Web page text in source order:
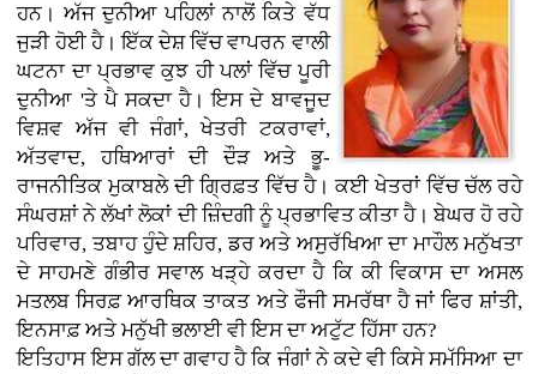
ਹਨ। ਅੱਜ ਦੁਨੀਆ ਪਹਿਲਾਂ ਨਾਲੋਂ ਕਿਤੇ ਵੱਧ
ਜੁੜੀ ਹੋਈ ਹੈ। ਇੱਕ ਦੇਸ਼ ਵਿੱਚ ਵਾਪਰਨ ਵਾਲੀ
ਘਟਨਾ ਦਾ ਪ੍ਰਭਾਵ ਕੁਝ ਹੀ ਪਲਾਂ ਵਿੱਚ ਪੂਰੀ
ਦੁਨੀਆ 'ਤੇ ਪੈ ਸਕਦਾ ਹੈ। ਇਸ ਦੇ ਬਾਵਜੂਦ
ਵਿਸ਼ਵ ਅੱਜ ਵੀ ਜੰਗਾਂ, ਖੇਤਰੀ ਟਕਰਾਵਾਂ,
ਅੱਤਵਾਦ, ਹਥਿਆਰਾਂ ਦੀ ਦੌੜ ਅਤੇ ਭੂ-
ਰਾਜਨੀਤਿਕ ਮੁਕਾਬਲੇ ਦੀ ਗ੍ਰਿਫ਼ਤ ਵਿੱਚ ਹੈ। ਕਈ ਖੇਤਰਾਂ ਵਿੱਚ ਚੱਲ ਰਹੇ
ਸੰਘਰਸ਼ਾਂ ਨੇ ਲੱਖਾਂ ਲੋਕਾਂ ਦੀ ਜ਼ਿੰਦਗੀ ਨੂੰ ਪ੍ਰਭਾਵਿਤ ਕੀਤਾ ਹੈ। ਬੇਘਰ ਹੋ ਰਹੇ
ਪਰਿਵਾਰ, ਤਬਾਹ ਹੁੰਦੇ ਸ਼ਹਿਰ, ਡਰ ਅਤੇ ਅਸੁਰੱਖਿਆ ਦਾ ਮਾਹੌਲ ਮਨੁੱਖਤਾ
ਦੇ ਸਾਹਮਣੇ ਗੰਭੀਰ ਸਵਾਲ ਖੜ੍ਹੇ ਕਰਦਾ ਹੈ ਕਿ ਕੀ ਵਿਕਾਸ ਦਾ ਅਸਲ
ਮਤਲਬ ਸਿਰਫ਼ ਆਰਥਿਕ ਤਾਕਤ ਅਤੇ ਫੌਜੀ ਸਮਰੱਥਾ ਹੈ ਜਾਂ ਫਿਰ ਸ਼ਾਂਤੀ,
ਇਨਸਾਫ਼ ਅਤੇ ਮਨੁੱਖੀ ਭਲਾਈ ਵੀ ਇਸ ਦਾ ਅਟੁੱਟ ਹਿੱਸਾ ਹਨ?
ਇਤਿਹਾਸ ਇਸ ਗੱਲ ਦਾ ਗਵਾਹ ਹੈ ਕਿ ਜੰਗਾਂ ਨੇ ਕਦੇ ਵੀ ਕਿਸੇ ਸਮੱਸਿਆ ਦਾ